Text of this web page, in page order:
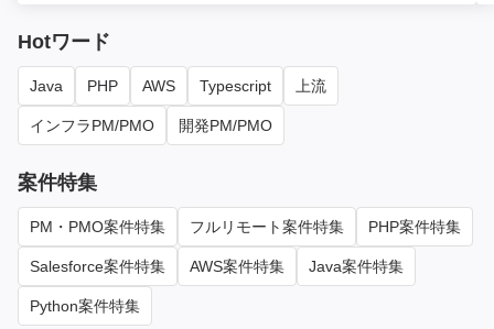
Hotワード
Java PHP AWS Typescript 上流
インフラPM/PMO 開発PM/PMO
案件特集
PM・PMO案件特集 フルリモート案件特集 PHP案件特集
Salesforce案件特集 AWS案件特集 Java案件特集
Python案件特集